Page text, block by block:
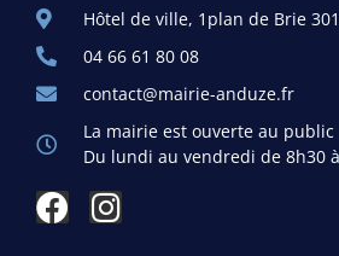
Hôtel de ville, 1plan de Brie
04 66 61 80 08
contact@mairie-anduze.fr
La mairie est ouverte au public
Du lundi au vendredi de 8h30